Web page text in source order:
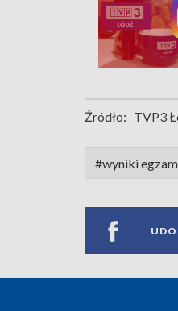
Źródło: TVP3
#wyniki